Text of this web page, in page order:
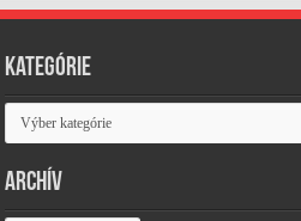
Kategórie
Kategórie
Archív